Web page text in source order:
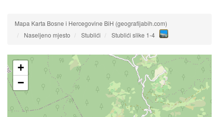
Mapa Karta Bosne i Hercegovine BiH (geografijabih.com)
Naseljeno mjesto
Stublići Stublići slike 1-4
+
−